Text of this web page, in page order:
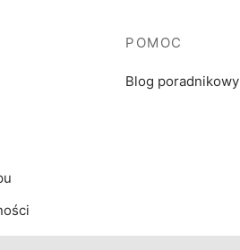
POMOC
Blog poradnikowy